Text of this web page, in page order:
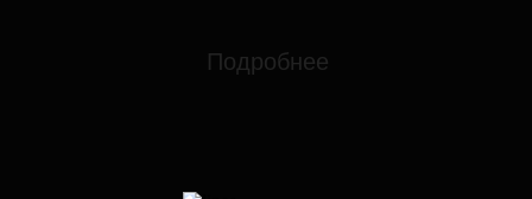
Подробнее